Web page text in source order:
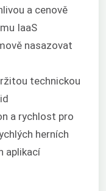
a cenově
IaaS
nasazovat
technickou
a rychlost pro
herních
aplikací